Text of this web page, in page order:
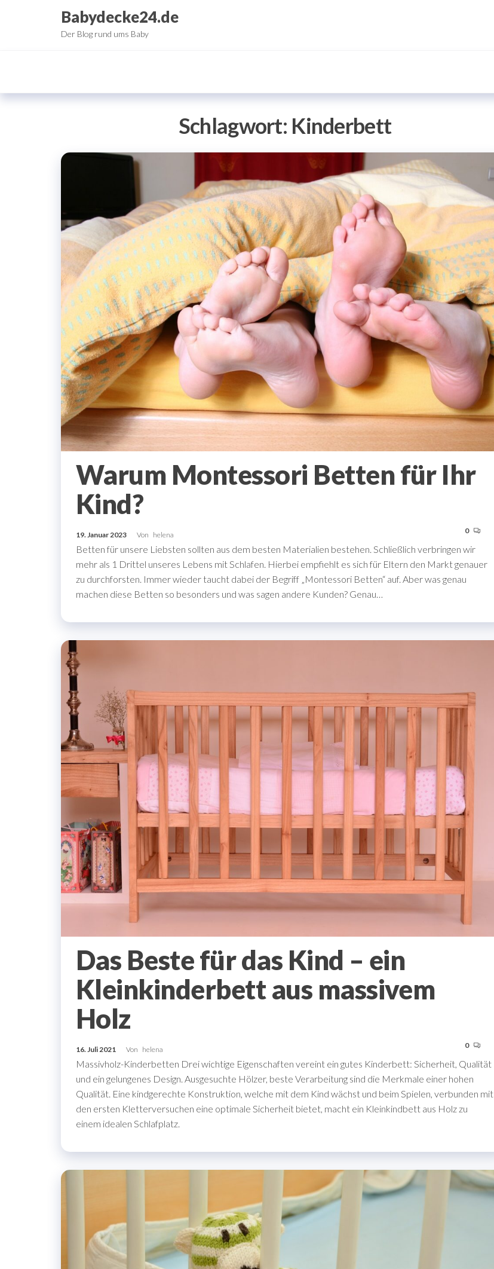
Babydecke24.de
Der Blog rund ums Baby
Schlagwort: Kinderbett
Warum Montessori Betten für Ihr
Kind?
19. Januar 2023 Von helena 0
Betten für unsere Liebsten sollten aus dem besten Materialien bestehen. Schließlich verbringen wir
mehr als 1 Drittel unseres Lebens mit Schlafen. Hierbei empfiehlt es sich für Eltern den Markt genauer
zu durchforsten. Immer wieder taucht dabei der Begriff „Montessori Betten“ auf. Aber was genau
machen diese Betten so besonders und was sagen andere Kunden? Genau…
Das Beste für das Kind – ein
Kleinkinderbett aus massivem
Holz
16. Juli 2021 Von helena 0
Massivholz-Kinderbetten Drei wichtige Eigenschaften vereint ein gutes Kinderbett: Sicherheit, Qualität
und ein gelungenes Design. Ausgesuchte Hölzer, beste Verarbeitung sind die Merkmale einer hohen
Qualität. Eine kindgerechte Konstruktion, welche mit dem Kind wächst und beim Spielen, verbunden mit
den ersten Kletterversuchen eine optimale Sicherheit bietet, macht ein Kleinkindbett aus Holz zu
einem idealen Schlafplatz.